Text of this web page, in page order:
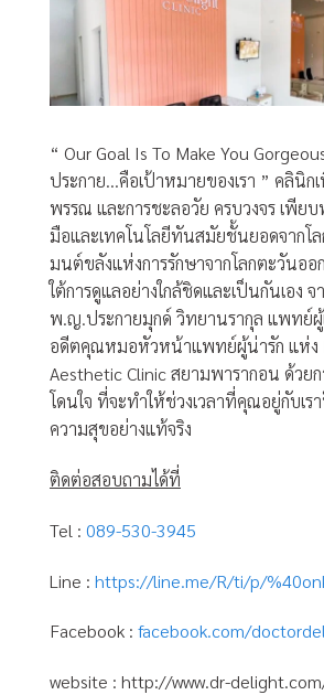
“ Our Goal Is To Make You
ประกาย…คือเป้าหมายของเรา ” คลินิ
พรรณ และการชะลอวัย ครบวงจร เพียบ
มือและเทคโนโลยีทันสมัยชั้นยอดจากโ
มนต์ขลังแห่งการรักษาจากโลกตะวันออ
ใต้การดูแลอย่างใกล้ชิดและเป็นกันเอง
พ.ญ.ประกายมุกด์ วิทยานรากุล แพทย์ผู้
อดีตคุณหมอหัวหน้าแพทย์ผู้น่ารัก แห่ง
Aesthetic Clinic สยามพารากอน ด้วย
โดนใจ ที่จะทำให้ช่วงเวลาที่คุณอยู่กับเร
ความสุขอย่างแท้จริง
ติดต่อสอบถามได้ที่
Tel : 089-530-3945
Line : https://line.me/R/ti/p/
Facebook : facebook.com/
website : http://www.dr-